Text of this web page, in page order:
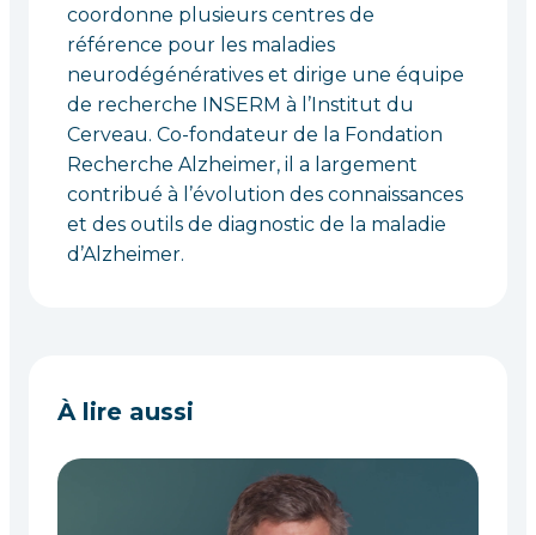
coordonne plusieurs centres de
référence pour les maladies
neurodégénératives et dirige une équipe
de recherche INSERM à l’Institut du
Cerveau. Co-fondateur de la Fondation
Recherche Alzheimer, il a largement
contribué à l’évolution des connaissances
et des outils de diagnostic de la maladie
d’Alzheimer.
À lire aussi